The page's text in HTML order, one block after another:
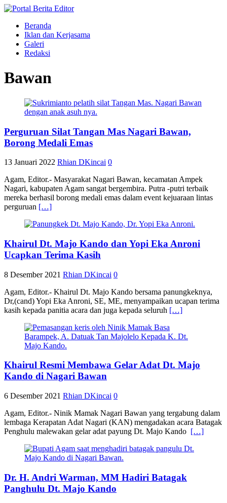
Beranda
Iklan dan Kerjasama
Galeri
Redaksi
Bawan
Perguruan Silat Tangan Mas Nagari Bawan,
Borong Medali Emas
13 Januari 2022 Rhian DKincai 0
Agam, Editor.- Masyarakat Nagari Bawan, kecamatan Ampek
Nagari, kabupaten Agam sangat bergembira. Putra -putri terbaik
mereka berhasil borong medali emas dalam event kejuaraan lintas
perguruan […]
Khairul Dt. Majo Kando dan Yopi Eka Anroni
Ucapkan Terima Kasih
8 Desember 2021 Rhian DKincai 0
Agam, Editor.- Khairul Dt. Majo Kando bersama panungkeknya,
Dr,(cand) Yopi Eka Anroni, SE, ME, menyampaikan ucapan terima
kasih kepada panitia acara dan juga kepada seluruh […]
Khairul Resmi Membawa Gelar Adat Dt. Majo
Kando di Nagari Bawan
6 Desember 2021 Rhian DKincai 0
Agam, Editor.- Ninik Mamak Nagari Bawan yang tergabung dalam
lembaga Kerapatan Adat Nagari (KAN) mengadakan acara Batagak
Penghulu malewakan gelar adat payung Dt. Majo Kando […]
Dr. H. Andri Warman, MM Hadiri Batagak
Panghulu Dt. Majo Kando